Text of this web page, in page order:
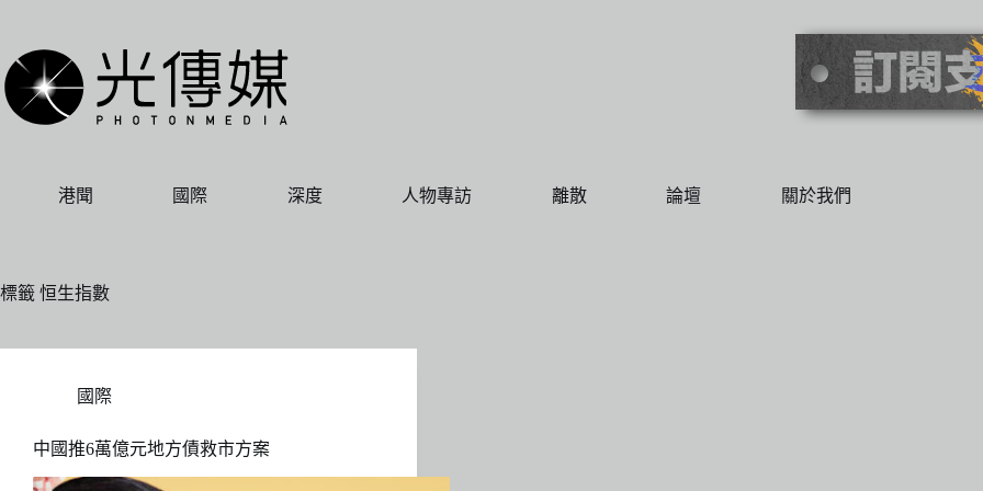
主
要
內
港聞 國際 深度 人物專訪 離散 論壇 關於我們
標籤 恒生指數
國際
中國推6萬億元地方債救市方案